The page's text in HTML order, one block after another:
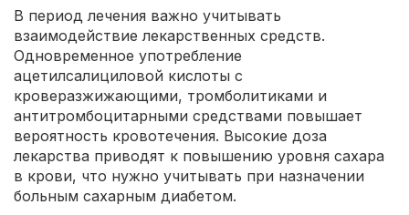
В период лечения важно учитывать
взаимодействие лекарственных средств.
Одновременное употребление
ацетилсалициловой кислоты с
кроверазжижающими, тромболитиками и
антитромбоцитарными средствами повышает
вероятность кровотечения. Высокие доза
лекарства приводят к повышению уровня сахара
в крови, что нужно учитывать при назначении
больным сахарным диабетом.